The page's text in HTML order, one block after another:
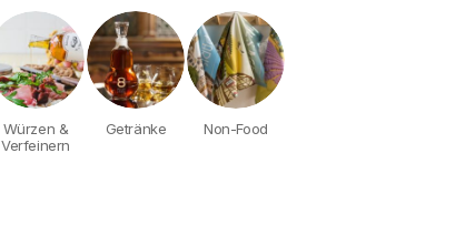
Würzen &
Verfeinern
Getränke Non-Food